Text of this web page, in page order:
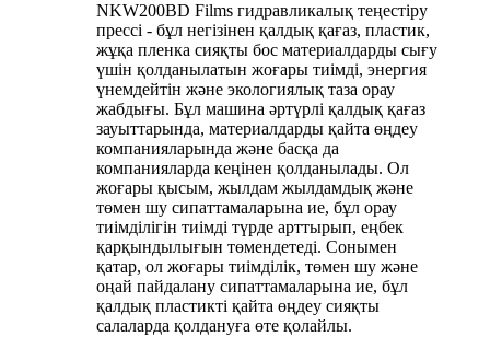
NKW200BD Films гидравликалық теңестіру
прессі - бұл негізінен қалдық қағаз, пластик,
жұқа пленка сияқты бос материалдарды сығу
үшін қолданылатын жоғары тиімді, энергия
үнемдейтін және экологиялық таза орау
жабдығы. Бұл машина әртүрлі қалдық қағаз
зауыттарында, материалдарды қайта өңдеу
компанияларында және басқа да
компанияларда кеңінен қолданылады. Ол
жоғары қысым, жылдам жылдамдық және
төмен шу сипаттамаларына ие, бұл орау
тиімділігін тиімді түрде арттырып, еңбек
қарқындылығын төмендетеді. Сонымен
қатар, ол жоғары тиімділік, төмен шу және
оңай пайдалану сипаттамаларына ие, бұл
қалдық пластикті қайта өңдеу сияқты
салаларда қолдануға өте қолайлы.